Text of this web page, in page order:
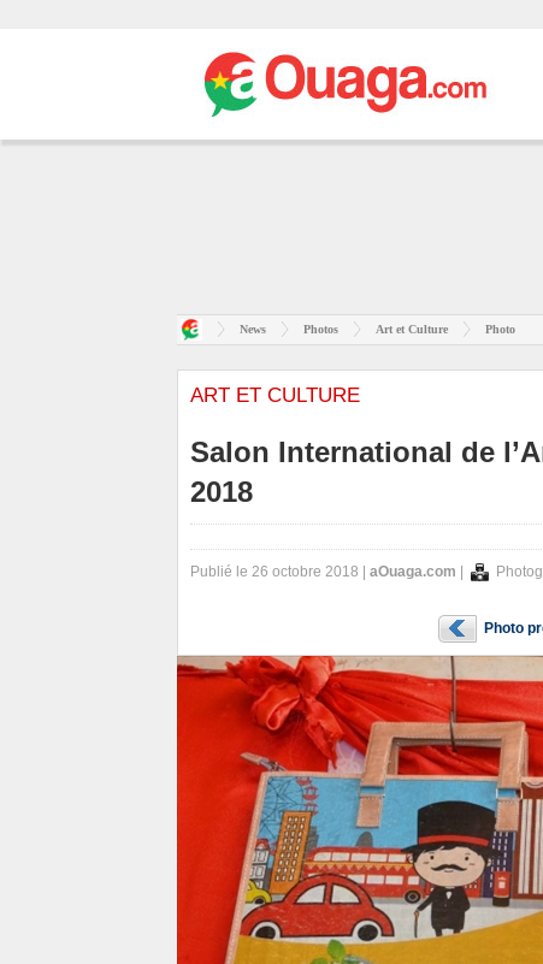
News Photos Art et Culture Photo
ART ET CULTURE
Salon International de
2018
Publié le 26 octobre 2018 | aOuaga.com
Photo